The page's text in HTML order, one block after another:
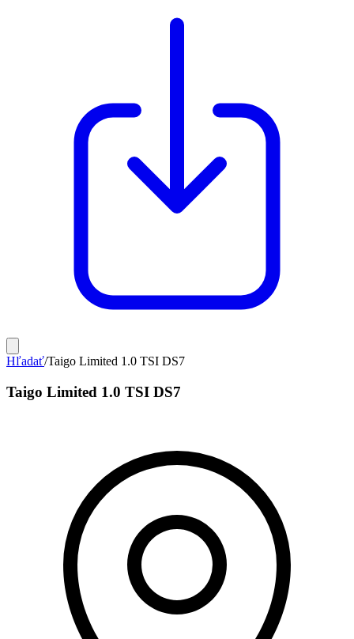
Hľadať/Taigo Limited 1.0 TSI DS7
Taigo Limited 1.0 TSI DS7